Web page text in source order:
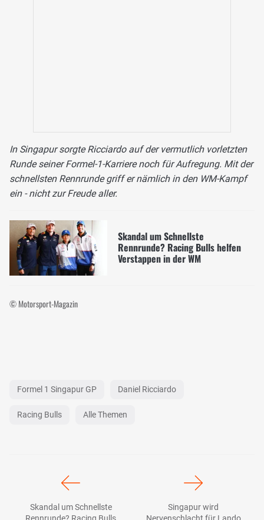
In Singapur sorgte Ricciardo auf der vermutlich vorletzten
Runde seiner Formel-1-Karriere noch für Aufregung. Mit der
schnellsten Rennrunde griff er nämlich in den WM-Kampf
ein - nicht zur Freude aller.
Skandal um Schnellste
Rennrunde? Racing Bulls helfen
Verstappen in der WM
© Motorsport-Magazin
Formel 1 Singapur GP Daniel Ricciardo
Racing Bulls Alle Themen
Skandal um Schnellste
Rennrunde? Racing Bulls
Singapur wird
Nervenschlacht für Lando